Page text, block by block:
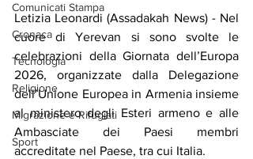
Comunicati Stampa
Cronaca
Tecnologia
Religione
Migrazione e Rifugiati
Sport
Letizia Leonardi (Assadakah News) - Nel
cuore di Yerevan si sono svolte le
celebrazioni della Giornata dell’Europa
2026, organizzate dalla Delegazione
dell’Unione Europea in Armenia insieme
al ministero degli Esteri armeno e alle
Ambasciate dei Paesi membri
accreditate nel Paese, tra cui Italia.